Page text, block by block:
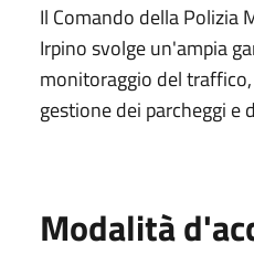
Il Comando della Polizia
Irpino svolge un'ampia
monitoraggio del
gestione dei parcheggi e
Modalità